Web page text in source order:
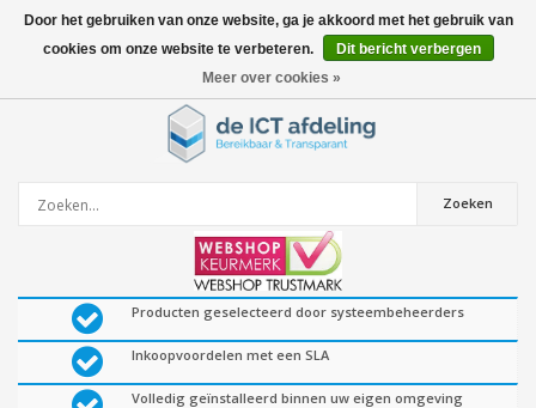
0artikelen
Zoeken
Producten geselecteerd door systeembeheerders
Inkoopvoordelen met een SLA
Volledig geïnstalleerd binnen uw eigen omgeving
Door het gebruiken van onze website, ga je akkoord met het gebruik van
cookies om onze website te verbeteren.
Dit bericht verbergen
Meer over cookies »